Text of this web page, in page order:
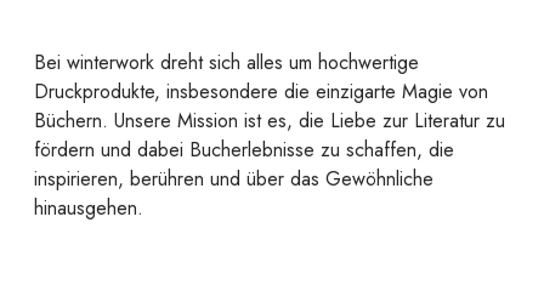
Bei winterwork dreht sich alles um hochwertige
Druckprodukte, insbesondere die einzigarte Magie von
Büchern. Unsere Mission ist es, die Liebe zur Literatur zu
fördern und dabei Bucherlebnisse zu schaffen, die
inspirieren, berühren und über das Gewöhnliche
hinausgehen.